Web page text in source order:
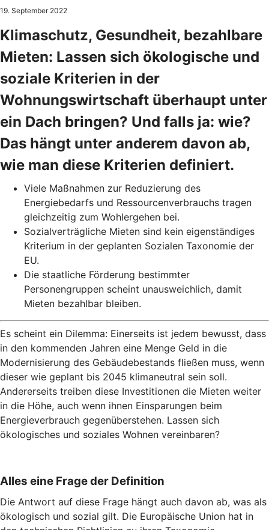
19. September 2022
Klimaschutz, Gesundheit, bezahlbare
Mieten: Lassen sich ökologische und
soziale Kriterien in der
Wohnungswirtschaft überhaupt unter
ein Dach bringen? Und falls ja: wie?
Das hängt unter anderem davon ab,
wie man diese Kriterien definiert.
Viele Maßnahmen zur Reduzierung des
Energiebedarfs und Ressourcenverbrauchs tragen
gleichzeitig zum Wohlergehen bei.
Sozialverträgliche Mieten sind kein eigenständiges
Kriterium in der geplanten Sozialen Taxonomie der
EU.
Die staatliche Förderung bestimmter
Personengruppen scheint unausweichlich, damit
Mieten bezahlbar bleiben.
Es scheint ein Dilemma: Einerseits ist jedem bewusst, dass
in den kommenden Jahren eine Menge Geld in die
Modernisierung des Gebäudebestands fließen muss, wenn
dieser wie geplant bis 2045 klimaneutral sein soll.
Andererseits treiben diese Investitionen die Mieten weiter
in die Höhe, auch wenn ihnen Einsparungen beim
Energieverbrauch gegenüberstehen. Lassen sich
ökologisches und soziales Wohnen vereinbaren?
Alles eine Frage der Definition
Die Antwort auf diese Frage hängt auch davon ab, was als
ökologisch und sozial gilt. Die Europäische Union hat in